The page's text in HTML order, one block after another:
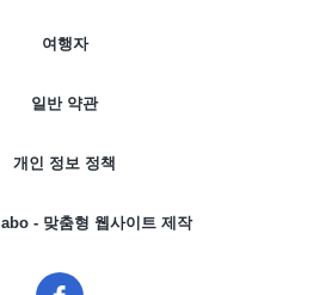
여행자
일반 약관
개인 정보 정책
- 맞춤형 웹사이트 제작